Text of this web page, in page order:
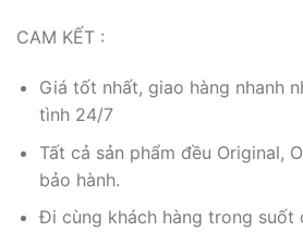
CAM KẾT :
Giá tốt nhất, giao hàng nhanh
tình 24/7
Tất cả sản phẩm đều Original,
bảo hành.
Đi cùng khách hàng trong suốt